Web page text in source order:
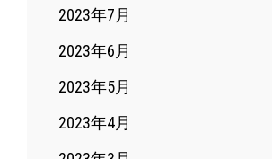
2023年7月
2023年6月
2023年5月
2023年4月